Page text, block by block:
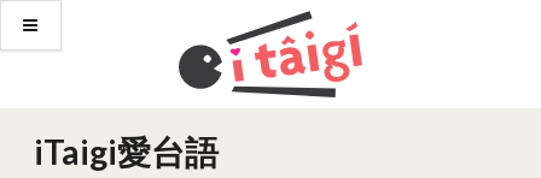
iTaigi愛台語